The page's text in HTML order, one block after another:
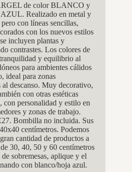
de color BLANCO y
Realizado en metal y
con líneas sencillas,
con los nuevos estilos
incluyen plantas y
contrastes. Los colores de
y equilibrio al
para ambientes cálidos
ideal para zonas
al descanso. Muy decorativo,
con otras estéticas
con personalidad y estilo en
y zonas de trabajo.
Bombilla no incluida. Sus
centímetros. Podemos
cantidad de productos a
30, 40, 50 y 60 centímetros
sobremesas, aplique y el
con blanco/hoja azul.